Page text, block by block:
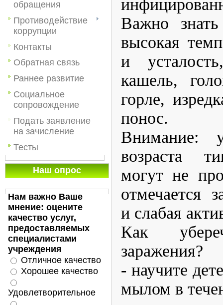
обращения
Противодействие
коррупции
Контакты
Обратная связь
Раннее развитие
Социальное
сопровождение
Подать заявление
на зачисление
Тесты
Наш опрос
Нам важно Ваше
мнение: оцените
качество услуг,
предоставляемых
специалистами
учреждения
Отличное качество
Хорошее качество
Удовлетворительное
Важно
высокая
и
кашель,
горле,
понос.
Внимание:
возраста
могут не
отмечается
и слабая
Как
заражения?
- научите
мылом в